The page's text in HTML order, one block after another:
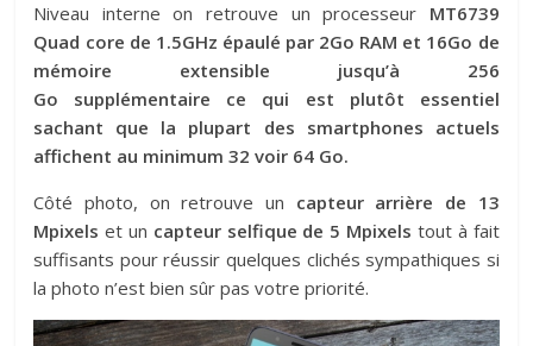
Niveau interne on retrouve un processeur MT6739
Quad core de 1.5GHz épaulé par 2Go RAM et 16Go de
mémoire extensible jusqu’à 256
Go supplémentaire ce qui est plutôt essentiel
sachant que la plupart des smartphones actuels
affichent au minimum 32 voir 64 Go.
Côté photo, on retrouve un capteur arrière de 13
Mpixels et un capteur selfique de 5 Mpixels tout à fait
suffisants pour réussir quelques clichés sympathiques si
la photo n’est bien sûr pas votre priorité.